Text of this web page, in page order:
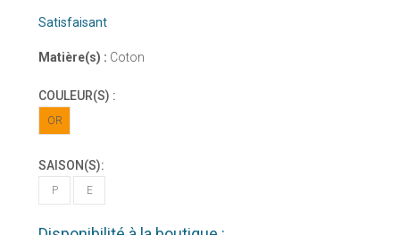
Satisfaisant
Matière(s) : Coton
COULEUR(S) :
OR
SAISON(S):
P E